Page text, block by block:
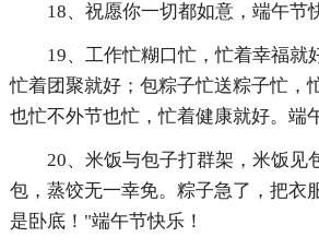
18、祝愿你一切都如意，端午节
19、工作忙糊口忙，忙着幸福就
忙着团聚就好；包粽子忙送粽子忙，
也忙不外节也忙，忙着健康就好。端
20、米饭与包子打群架，米饭见
包，蒸饺无一幸免。粽子急了，把衣
是卧底！"端午节快乐！